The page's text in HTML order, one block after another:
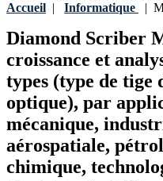
Accueil | Informatique |
Diamond Scriber
croissance et
types (type de tige
optique), par
mécanique,
aérospatiale,
chimique,